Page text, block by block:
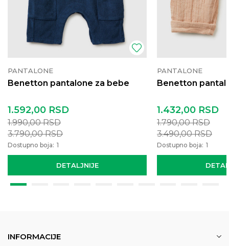
PANTALONE
Benetton pantalone za bebe
DETALJNIJE
1.592,00 RSD
1.990,00RSD
3.790,00RSD
Dostupno boja: 1
PANTALONE
Benetton
1.432,00 RSD
1.790,00RSD
3.490,00RSD
Dostupno boja: 1
INFORMACIJE